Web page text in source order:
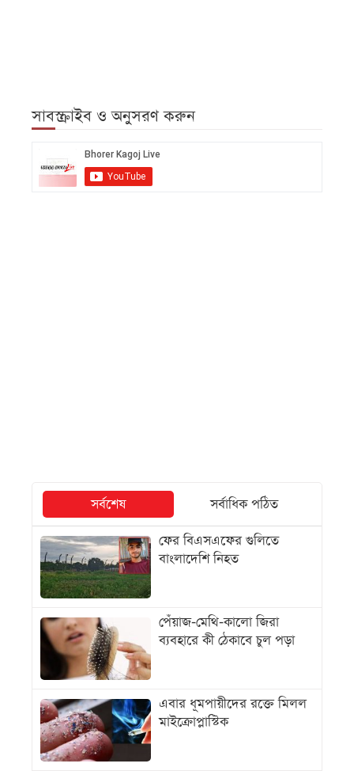
সাবস্ক্রাইব ও অনুসরণ করুন
সর্বশেষ
সর্বাধিক পঠিত
ফের বিএসএফের গুলিতে
বাংলাদেশি নিহত
পেঁয়াজ-মেথি-কালো জিরা
ব্যবহারে কী ঠেকাবে চুল পড়া
এবার ধূমপায়ীদের রক্তে মিলল
মাইক্রোপ্লাস্টিক